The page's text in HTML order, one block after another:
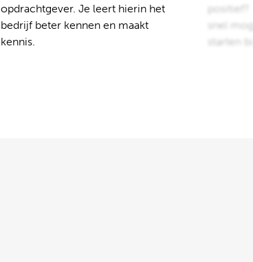
opdrachtgever. Je leert hierin het
bedrijf beter kennen en maakt
kennis.
snel
starten